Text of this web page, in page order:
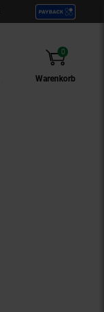
Warenkorb
0
Artikel